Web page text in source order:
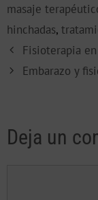
masaje
hinchadas,
Fisioterapia
Embarazo y
Deja un